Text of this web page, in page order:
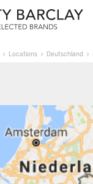
Locations Deutschland